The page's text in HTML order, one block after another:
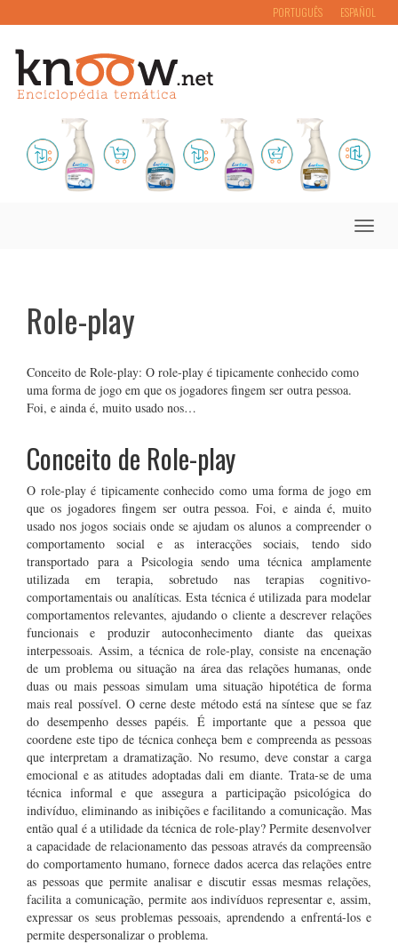
PORTUGUÊS ESPAÑOL
Toggle
Role-play
Conceito de Role-play: O role-play é tipicamente conhecido como
uma forma de jogo em que os jogadores fingem ser outra pessoa.
Foi, e ainda é, muito usado nos…
Conceito de Role-play
O role-play é tipicamente conhecido como uma forma de jogo em
que os jogadores fingem ser outra pessoa. Foi, e ainda é, muito
usado nos jogos sociais onde se ajudam os alunos a compreender o
comportamento social e as interacções sociais, tendo sido
transportado para a Psicologia sendo uma técnica amplamente
utilizada em terapia, sobretudo nas terapias cognitivo-
comportamentais ou analíticas. Esta técnica é utilizada para modelar
comportamentos relevantes, ajudando o cliente a descrever relações
funcionais e produzir autoconhecimento diante das queixas
interpessoais. Assim, a técnica de role-play, consiste na encenação
de um problema ou situação na área das relações humanas, onde
duas ou mais pessoas simulam uma situação hipotética de forma
mais real possível. O cerne deste método está na síntese que se faz
do desempenho desses papéis. É importante que a pessoa que
coordene este tipo de técnica conheça bem e compreenda as pessoas
que interpretam a dramatização. No resumo, deve constar a carga
emocional e as atitudes adoptadas dali em diante. Trata-se de uma
técnica informal e que assegura a participação psicológica do
indivíduo, eliminando as inibições e facilitando a comunicação. Mas
então qual é a utilidade da técnica de role-play? Permite desenvolver
a capacidade de relacionamento das pessoas através da compreensão
do comportamento humano, fornece dados acerca das relações entre
as pessoas que permite analisar e discutir essas mesmas relações,
facilita a comunicação, permite aos indivíduos representar e, assim,
expressar os seus problemas pessoais, aprendendo a enfrentá-los e
permite despersonalizar o problema.